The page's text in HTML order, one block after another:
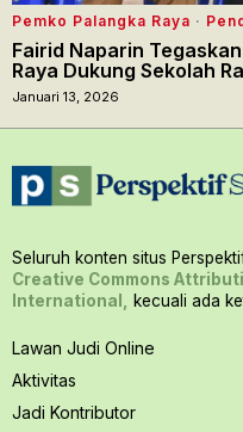
Pemko Palangka Raya ·
Fairid Naparin
Raya Dukung Sekolah
Januari 13, 2026
Seluruh konten situs
Creative Commons
International,
kecuali ada
Lawan Judi Online
Aktivitas
Jadi Kontributor